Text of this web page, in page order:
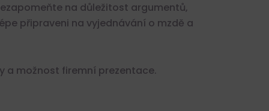
na důležitost argumentů,
připraveni na vyjednávání o mzdě a
a možnost firemní prezentace.